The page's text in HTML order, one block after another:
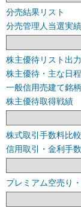
分売結果リスト
分売管理人当選実績
株主優待リスト出
株主優待・主な日程
一般信用売建て銘柄
株主優待取得戦績
株式取引手数料比較
信用取引・金利手
プレミアム空売り